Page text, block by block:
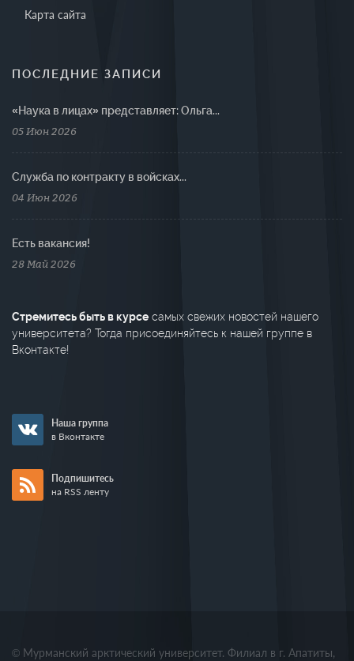
Карта сайта
ПОСЛЕДНИЕ ЗАПИСИ
«Наука в лицах» представляет: Ольга...
05 Июн 2026
Cлужба по контракту в войсках...
04 Июн 2026
Есть вакансия!
28 Май 2026
Стремитесь быть в курсе самых свежих новостей нашего
университета? Тогда присоединяйтесь к нашей группе в
Вконтакте!
Наша группа
в Вконтакте
Подпишитесь
на RSS ленту
© Мурманский арктический университет. Филиал в г. Апатиты,